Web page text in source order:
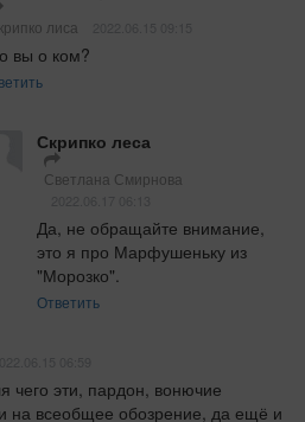
лиса
вы о ком?
Скрипко леса
Светлана Смирнова
Да, не обращайте внимание,
это я про Марфушеньку из
"Морозко".
Ответить
чего эти, пардон, вонючие
на всеобщее обозрение, да ещё и